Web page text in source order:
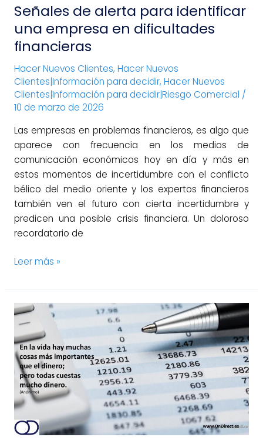
Señales de alerta para identificar
una empresa en dificultades
financieras
Hacer Nuevos Clientes, Hacer Nuevos
Clientes|Información para decidir, Hacer Nuevos
Clientes|Información para decidir|Riesgo Comercial /
10 de marzo de 2026
Las empresas en problemas financieros, es algo que
aparece con frecuencia en los medios de
comunicación económicos hoy en día y más en
estos momentos de incertidumbre con el conflicto
bélico del medio oriente y los expertos financieros
también ven el futuro con cierta incertidumbre y
predicen una posible crisis financiera. Un doloroso
recordatorio de
Leer más »
Razones
por
las
que
no
siempre
puedes
confiar
en